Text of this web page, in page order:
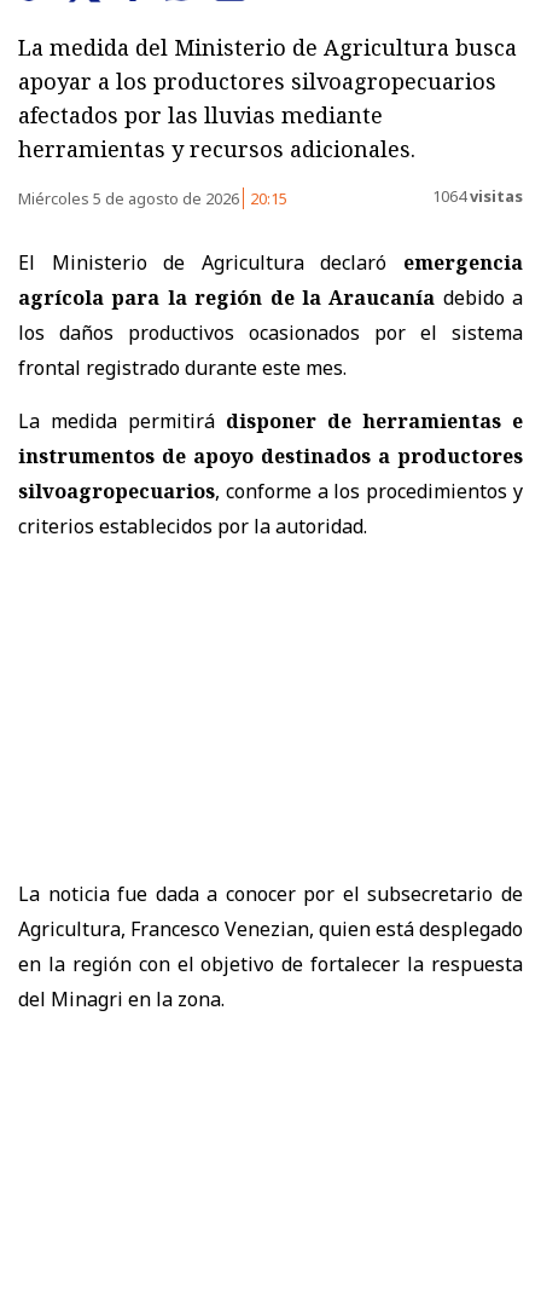
La medida del Ministerio de Agricultura busca
apoyar a los productores silvoagropecuarios
afectados por las lluvias mediante
herramientas y recursos adicionales.
Miércoles 5 de agosto de 2026 20:15 1064visitas
El Ministerio de Agricultura declaró emergencia
agrícola para la región de la Araucanía debido a
los daños productivos ocasionados por el sistema
frontal registrado durante este mes.
La medida permitirá disponer de herramientas e
instrumentos de apoyo destinados a productores
silvoagropecuarios, conforme a los procedimientos y
criterios establecidos por la autoridad.
La noticia fue dada a conocer por el subsecretario de
Agricultura, Francesco Venezian, quien está desplegado
en la región con el objetivo de fortalecer la respuesta
del Minagri en la zona.